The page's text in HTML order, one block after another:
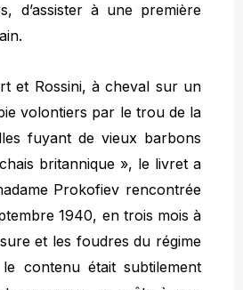
d’assister à une première
et Rossini, à cheval sur un
volontiers par le trou de la
fuyant de vieux barbons
britannique », le livret a
Prokofiev rencontrée
1940, en trois mois à
et les foudres du régime
contenu était subtilement